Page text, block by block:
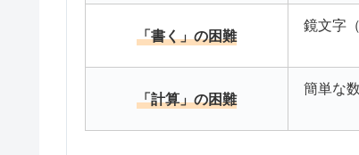
「書く」の困難
鏡文字
「計算」の困難
簡単な